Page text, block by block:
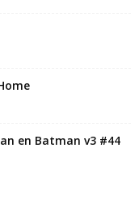
en Batman v3 #44